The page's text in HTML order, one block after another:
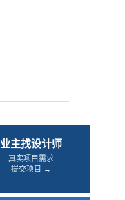
业主找设计师
真实项目需求
提交项目 →